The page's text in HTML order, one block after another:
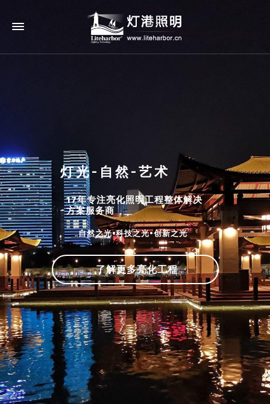
灯光-自然-艺术
17年专注亮化照明工程整体解决
方案服务商
自然之光•科技之光•创新之光
了解更多亮化工程